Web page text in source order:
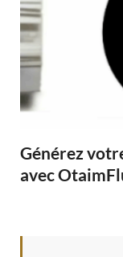
Générez
avec